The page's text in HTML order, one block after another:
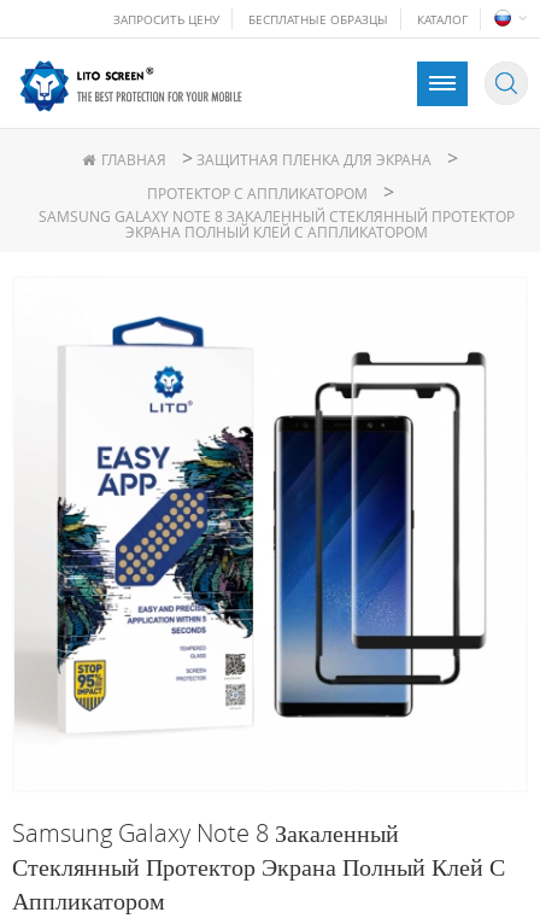
ЗАПРОСИТЬ ЦЕНУ БЕСПЛАТНЫЕ ОБРАЗЦЫ КАТАЛОГ
ГЛАВНАЯ >ЗАЩИТНАЯ ПЛЕНКА ДЛЯ ЭКРАНА >
ПРОТЕКТОР С АППЛИКАТОРОМ >
SAMSUNG GALAXY NOTE 8 ЗАКАЛЕННЫЙ СТЕКЛЯННЫЙ ПРОТЕКТОР
ЭКРАНА ПОЛНЫЙ КЛЕЙ С АППЛИКАТОРОМ
Samsung Galaxy Note 8 Закаленный
Стеклянный Протектор Экрана Полный Клей С
Аппликатором